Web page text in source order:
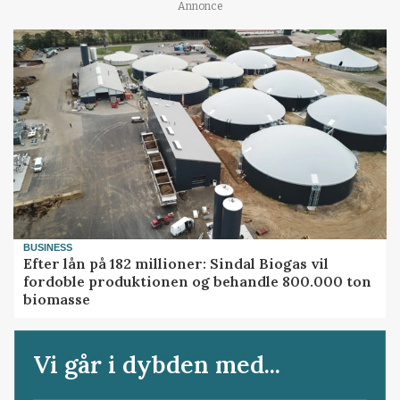
Annonce
BUSINESS
Efter lån på 182 millioner: Sindal Biogas vil
fordoble produktionen og behandle 800.000 ton
biomasse
Vi går i dybden med...